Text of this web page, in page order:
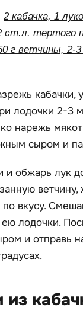
2 кабачка, 1
ст.л. тертого
г ветчины, 2-
кабачки,
лодочки 2-3
нарежь
сыром и
обжарь лук
вкусу.
лодочки.
и отправь
из